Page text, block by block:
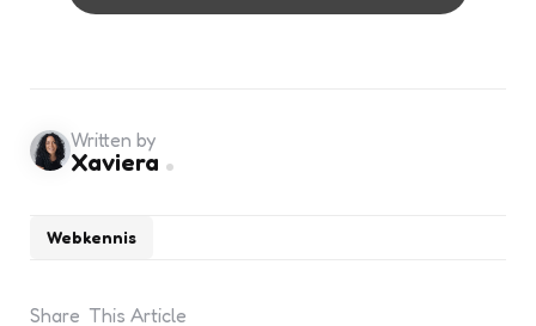
Webkennis
Written by
Xaviera
Share This Article